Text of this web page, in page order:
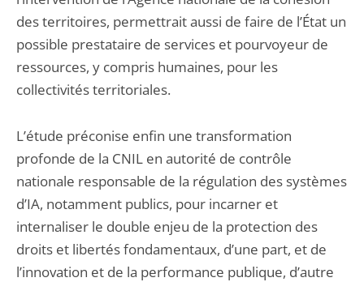
des territoires, permettrait aussi de faire de l’État un
possible prestataire de services et pourvoyeur de
ressources, y compris humaines, pour les
collectivités territoriales.
L’étude préconise enfin une transformation
profonde de la CNIL en autorité de contrôle
nationale responsable de la régulation des systèmes
d’IA, notamment publics, pour incarner et
internaliser le double enjeu de la protection des
droits et libertés fondamentaux, d’une part, et de
l’innovation et de la performance publique, d’autre